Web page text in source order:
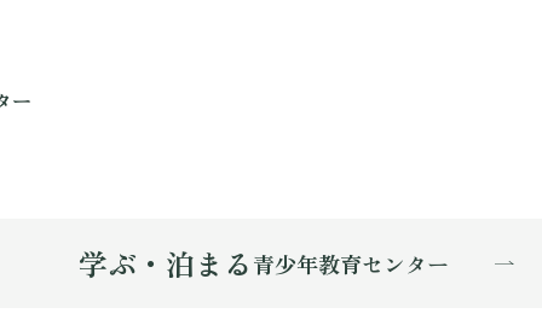
学ぶ・泊まる青少年教育センター